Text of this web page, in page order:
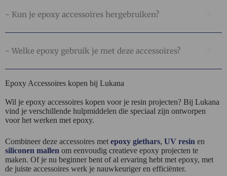
- Kun je epoxy accessoires hergebruiken?
- Welke epoxy gebruik je met deze accessoires?
Epoxy Accessoires kopen bij Lukana
Wil je epoxy accessoires kopen voor je resin projecten? Bij Lukana
vind je verschillende hulpmiddelen die speciaal zijn ontworpen
voor het werken met epoxy.
Combineer deze accessoires met epoxy giethars, UV resin en
siliconen mallen om eenvoudig creatieve epoxy projecten te
maken. Of je nu beginner bent of al ervaring hebt met epoxy, met
de juiste accessoires werk je nauwkeuriger en efficiënter.